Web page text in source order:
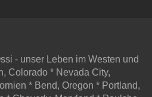
- unser Leben im Westen und
Colorado * Nevada City,
* Bend, Oregon * Portland,